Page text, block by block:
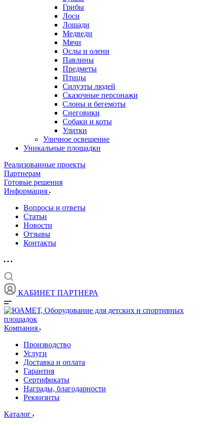
Грибы
Лоси
Лошади
Медведи
Мячи
Ослы и олени
Павлины
Предметы
Птицы
Силуэты людей
Сказочные персонажи
Слоны и бегемоты
Снеговики
Собаки и коты
Улитки
Уличное освещение
Уникальные площадки
Реализованные проекты
Партнерам
Готовые решения
Информация
Вопросы и ответы
Статьи
Новости
Отзывы
Контакты
КАБИНЕТ ПАРТНЕРА
Компания
Производство
Услуги
Доставка и оплата
Гарантия
Сертификаты
Награды, благодарности
Реквизиты
Каталог